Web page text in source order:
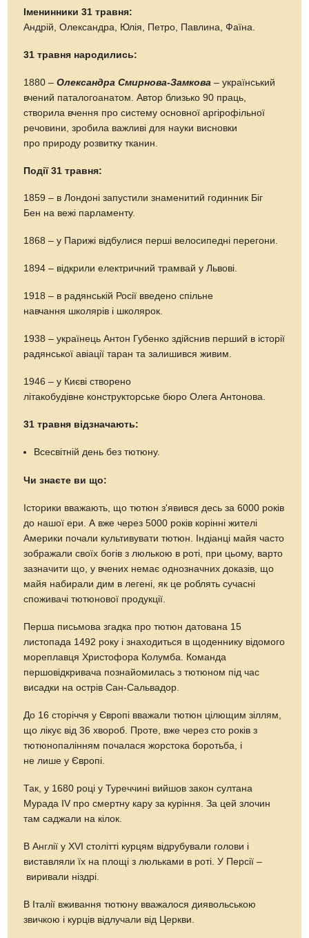
Іменинники 31 травня:
Андрій, Олександра, Юлія, Петро, Павлина, Фаїна.
31 травня народились:
1880 –Олександра Смирнова-Замкова – український
вчений паталогоанатом. Автор близько 90 праць,
створила вчення про систему основної аргірофільної
речовини, зробила важливі для науки висновки
про природу розвитку тканин.
Події 31 травня:
1859 – в Лондоні запустили знаменитий годинник Біг
Бен на вежі парламенту.
1868 – у Парижі відбулися перші велосипедні перегони.
1894 – відкрили електричний трамвай у Львові.
1918 – в радянській Росії введено спільне
навчання школярів і школярок.
1938 – українець Антон Губенко здійснив перший в історії
радянської авіації таран та залишився живим.
1946 – у Києві створено
літакобудівне конструкторське бюро Олега Антонова.
31 травня відзначають:
Всесвітній день без тютюну.
Чи знаєте ви що:
Історики вважають, що тютюн з'явився десь за 6000 років
до нашої ери. А вже через 5000 років корінні жителі
Америки почали культивувати тютюн. Індіанці майя часто
зображали своїх богів з люлькою в роті, при цьому, варто
зазначити що, у вчених немає однозначних доказів, що
майя набирали дим в легені, як це роблять сучасні
споживачі тютюнової продукції.
Перша письмова згадка про тютюн датована 15
листопада 1492 року і знаходиться в щоденнику відомого
мореплавця Христофора Колумба. Команда
першовідкривача познайомилась з тютюном під час
висадки на острів Сан-Сальвадор.
До 16 сторіччя у Європі вважали тютюн цілющим зіллям,
що лікує від 36 хвороб. Проте, вже через сто років з
тютюнопалінням почалася жорстока боротьба, і
не лише у Європі.
Так, у 1680 році у Туреччині вийшов закон султана
Мурада IV про смертну кару за куріння. За цей злочин
там саджали на кілок.
В Англії у XVI столітті курцям відрубували голови і
виставляли їх на площі з люльками в роті. У Персії –
виривали ніздрі.
В Італії вживання тютюну вважалося диявольською
звичкою і курців відлучали від Церкви.